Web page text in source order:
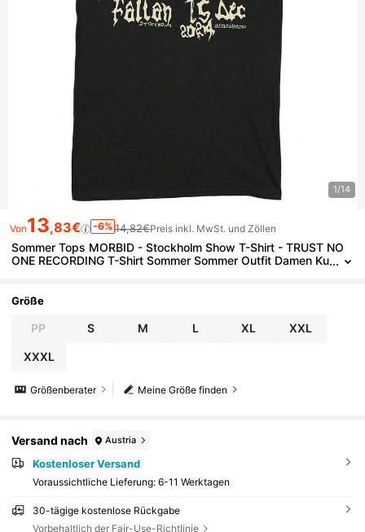
1/14
Von13,83€ -6% 14,82€Preis inkl. MwSt. und Zöllen
Sommer Tops MORBID - Stockholm Show T-Shirt - TRUST NO
ONE RECORDING T-Shirt Sommer Sommer Outfit Damen Ku
Größe
PP S M L XL XXL
XXXL
Meine Größe finden
Größenberater
Versand nach Austria
Kostenloser Versand
Voraussichtliche Lieferung: 6-11 Werktagen
30-tägige kostenlose Rückgabe
Vorbehaltlich der Fair-Use-Richtlinie